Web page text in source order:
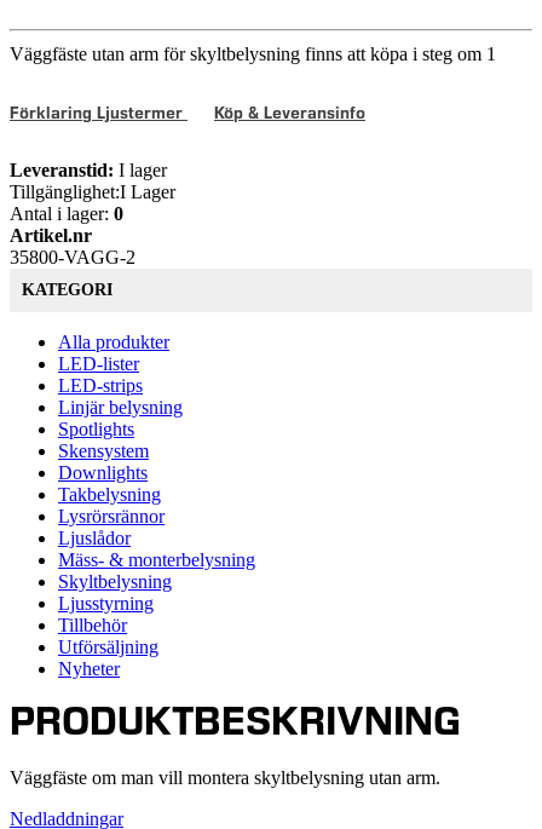
Väggfäste utan arm för skyltbelysning finns att köpa i steg om 1
Förklaring Ljustermer Köp & Leveransinfo
Leveranstid: I lager
Tillgänglighet:I Lager
Antal i lager: 0
Artikel.nr
35800-VAGG-2
KATEGORI
Alla produkter
LED-lister
LED-strips
Linjär belysning
Spotlights
Skensystem
Downlights
Takbelysning
Lysrörsrännor
Ljuslådor
Mäss- & monterbelysning
Skyltbelysning
Ljusstyrning
Tillbehör
Utförsäljning
Nyheter
PRODUKTBESKRIVNING
Väggfäste om man vill montera skyltbelysning utan arm.
Nedladdningar